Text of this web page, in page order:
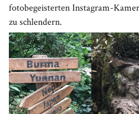
fotobegeisterten Instagram-
zu schlendern.